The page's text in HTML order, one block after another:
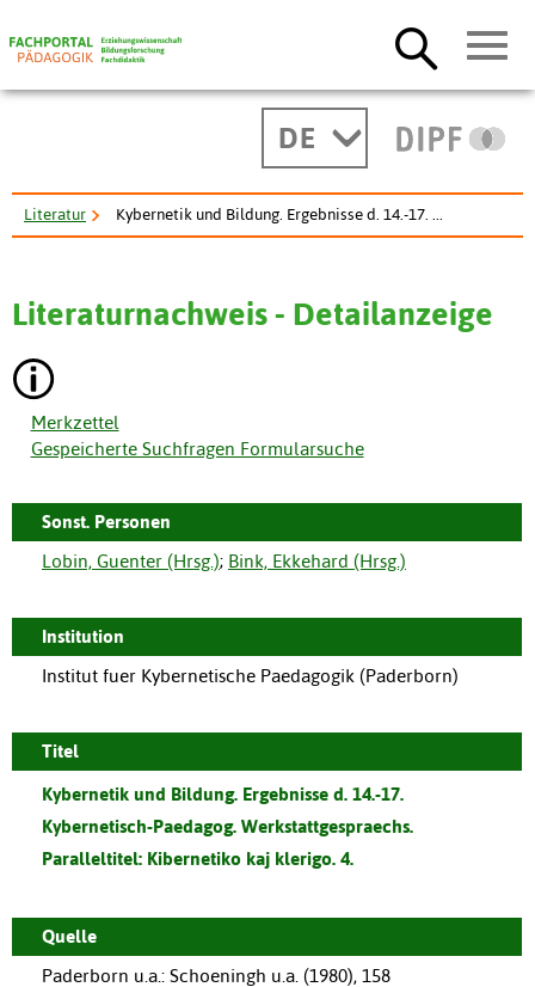
DE
Literatur Kybernetik und Bildung. Ergebnisse d. 14.-17. ...
Literaturnachweis - Detailanzeige
Merkzettel
Gespeicherte Suchfragen Formularsuche
Sonst. Personen
Lobin, Guenter (Hrsg.); Bink, Ekkehard (Hrsg.)
Institution
Institut fuer Kybernetische Paedagogik (Paderborn)
Titel
Kybernetik und Bildung. Ergebnisse d. 14.-17.
Kybernetisch-Paedagog. Werkstattgespraechs.
Paralleltitel: Kibernetiko kaj klerigo. 4.
Quelle
Paderborn u.a.: Schoeningh u.a. (1980), 158